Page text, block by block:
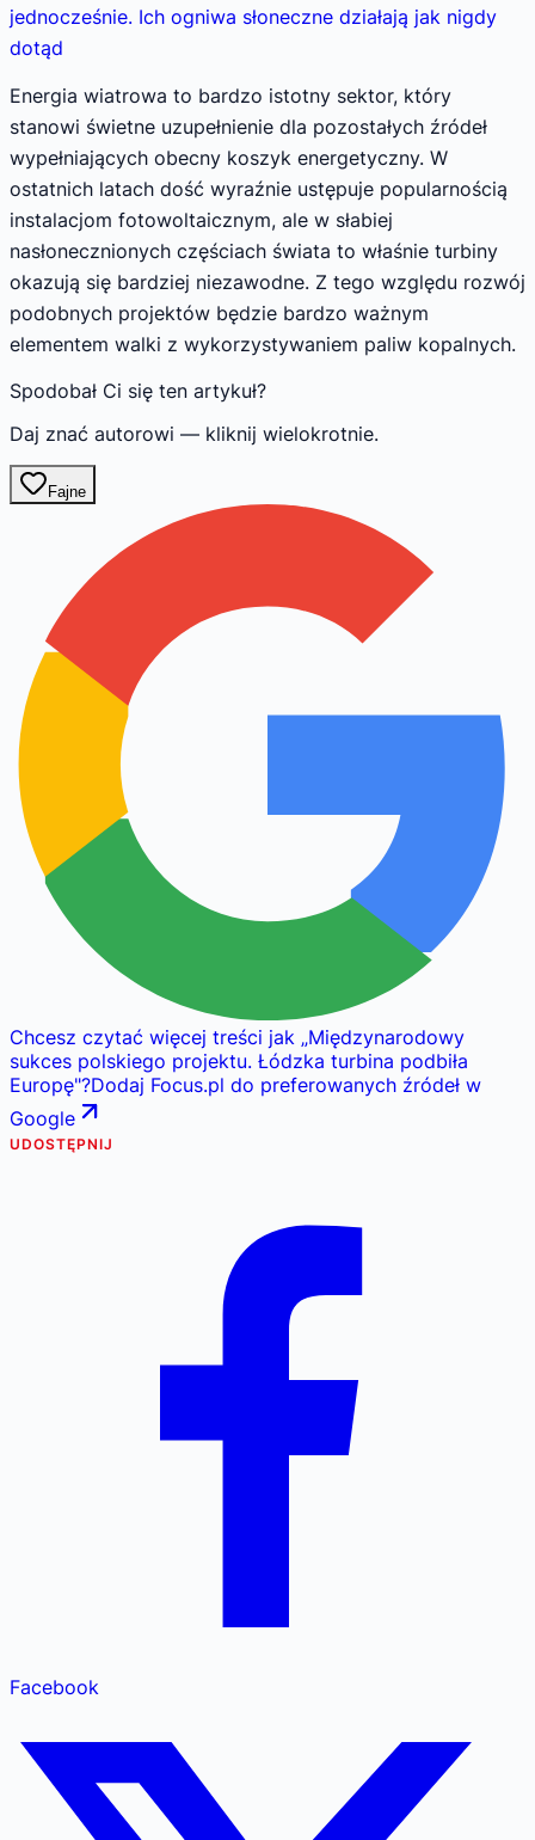
jednocześnie. Ich ogniwa słoneczne działają jak nigdy
dotąd
Energia wiatrowa to bardzo istotny sektor, który
stanowi świetne uzupełnienie dla pozostałych źródeł
wypełniających obecny koszyk energetyczny. W
ostatnich latach dość wyraźnie ustępuje popularnością
instalacjom fotowoltaicznym, ale w słabiej
nasłonecznionych częściach świata to właśnie turbiny
okazują się bardziej niezawodne. Z tego względu rozwój
podobnych projektów będzie bardzo ważnym
elementem walki z wykorzystywaniem paliw kopalnych.
Spodobał Ci się ten artykuł?
Daj znać autorowi — kliknij wielokrotnie.
Fajne
Chcesz czytać więcej treści jak „Międzynarodowy
sukces polskiego projektu. Łódzka turbina podbiła
Europę"?Dodaj Focus.pl do preferowanych źródeł w
Google
UDOSTĘPNIJ
Facebook